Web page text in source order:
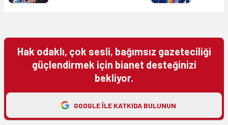
Hak odaklı, çok sesli, bağımsız gazeteciliği
güçlendirmek için bianet desteğinizi
bekliyor.
GOOGLE ILE KATKIDA BULUNUN